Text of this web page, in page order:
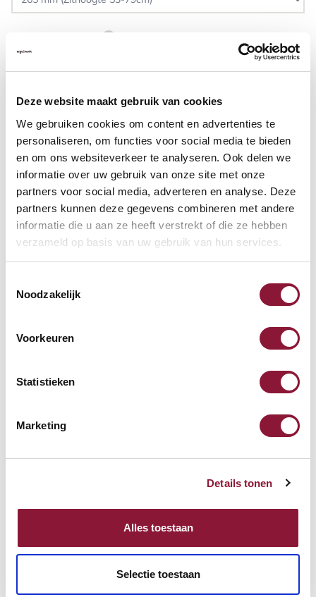
Deze website maakt gebruik van cookies
We gebruiken cookies om content en advertenties te
personaliseren, om functies voor social media te bieden
en om ons websiteverkeer te analyseren. Ook delen we
informatie over uw gebruik van onze site met onze
partners voor social media, adverteren en analyse. Deze
partners kunnen deze gegevens combineren met andere
informatie die u aan ze heeft verstrekt of die ze hebben
verzameld op basis van uw gebruik van hun services.
Noodzakelijk
Voorkeuren
Statistieken
Marketing
Details tonen
Alles toestaan
Selectie toestaan
VOETENRING ?
VOETENSTER IN GEPOLIJST ALUMINIUM ?
Beschikbaar
Levertijd: 3-6 weken
Opzoek naar een offerte op maat? Maak je werkplek compleet
Toevoegen aan vergelijker
Laagste Prijsgarantie
Gratis verzending